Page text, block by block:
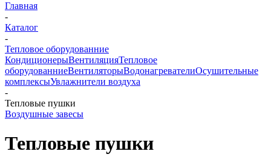
Главная
-
Каталог
-
Тепловое оборудованние
КондиционерыВентиляцияТепловое
оборудованниеВентиляторыВодонагревателиОсушительные
комплексыУвлажнители воздуха
-
Тепловые пушки
Воздушные завесы
Тепловые пушки